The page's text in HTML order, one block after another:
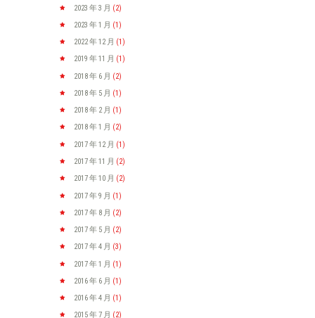
2023 年 3 月 (2)
2023 年 1 月 (1)
2022 年 12 月 (1)
2019 年 11 月 (1)
2018 年 6 月 (2)
2018 年 5 月 (1)
2018 年 2 月 (1)
2018 年 1 月 (2)
2017 年 12 月 (1)
2017 年 11 月 (2)
2017 年 10 月 (2)
2017 年 9 月 (1)
2017 年 8 月 (2)
2017 年 5 月 (2)
2017 年 4 月 (3)
2017 年 1 月 (1)
2016 年 6 月 (1)
2016 年 4 月 (1)
2015 年 7 月 (2)